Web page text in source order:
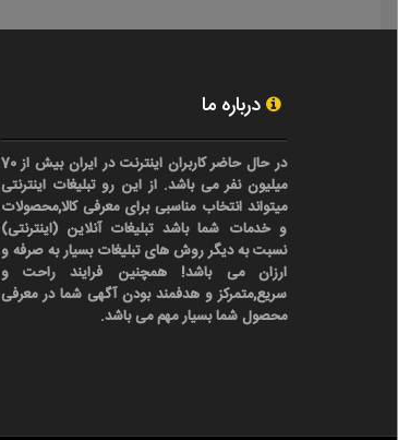
درباره ما
در حال حاضر کاربران اینترنت در ایران بیش از 70
میلیون نفر می باشد. از این رو تبلیغات اینترنتی
میتواند انتخاب مناسبی برای معرفی کالا,محصولات
و خدمات شما باشد تبلیغات آنلاین (اینترنتی)
نسبت به دیگر روش های تبلیغات بسیار به صرفه و
ارزان می باشد! همچنین فرایند راحت و
سریع,متمرکز و هدفمند بودن آگهی شما در معرفی
محصول شما بسیار مهم می باشد.